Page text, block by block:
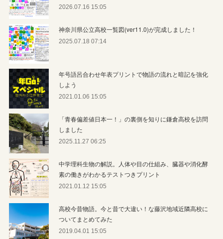
2026.07.16 15:05
神奈川県公立高校一覧図(ver11.0)が完成しました！
2025.07.18 07:14
年号語呂合わせ年表プリントで物語の流れと暗記を強化
しよう
2021.01.06 15:05
「青春偏差値日本一！」の裏側を知りに鎌倉高校を訪問
しました
2025.11.27 06:25
中学理科生物の解説。人体や目の仕組み、臓器や消化酵
素の働きがわかるテストつきプリント
2021.01.12 15:05
高校今昔物語。今と昔で大違い！な藤沢地域近隣高校に
ついてまとめてみた
2019.04.01 15:05